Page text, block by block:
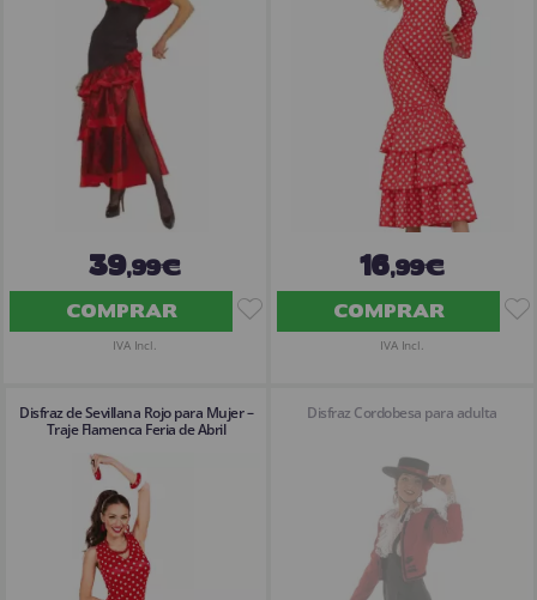
CREAR CUENTA
39,99€
COMPRAR
IVA Incl.
16,99€
COMPRAR
IVA Incl.
Disfraz de Sevillana Rojo para Mujer –
Traje Flamenca Feria de Abril
Disfraz Cordobesa para adulta